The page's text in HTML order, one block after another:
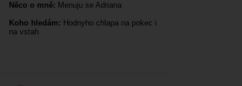
Něco o mně: Menuju se Adriana
Koho hledám: Hodnyho chlapa na pokec i
na vstah